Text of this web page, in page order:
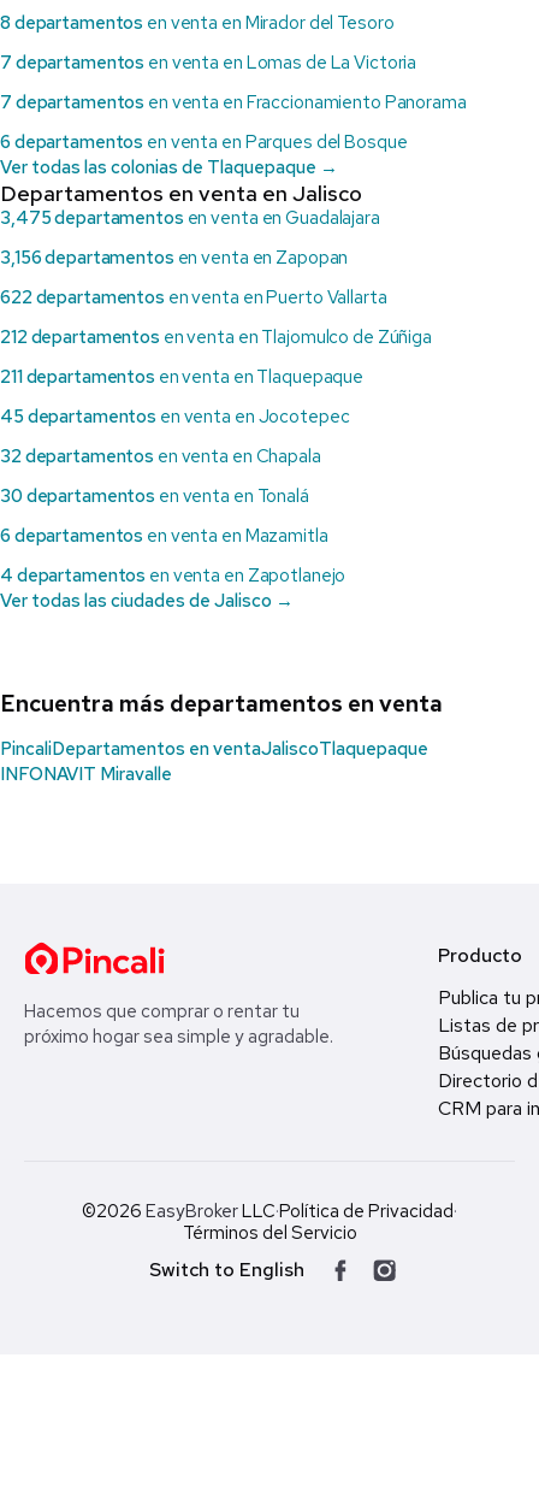
8 departamentos en venta en Mirador del Tesoro
7 departamentos en venta en Lomas de La Victoria
7 departamentos en venta en Fraccionamiento Panorama
6 departamentos en venta en Parques del Bosque
Ver todas las colonias de Tlaquepaque →
Departamentos en venta en Jalisco
3,475 departamentos en venta en Guadalajara
3,156 departamentos en venta en Zapopan
622 departamentos en venta en Puerto Vallarta
212 departamentos en venta en Tlajomulco de Zúñiga
211 departamentos en venta en Tlaquepaque
45 departamentos en venta en Jocotepec
32 departamentos en venta en Chapala
30 departamentos en venta en Tonalá
6 departamentos en venta en Mazamitla
4 departamentos en venta en Zapotlanejo
Ver todas las ciudades de Jalisco →
Encuentra más departamentos en venta
PincaliDepartamentos en ventaJaliscoTlaquepaque
INFONAVIT Miravalle
Hacemos que comprar o rentar tu
próximo hogar sea simple y agradable.
Producto
Publica tu
Listas de
Búsquedas
Directorio
CRM para
©2026 EasyBrokerLLC·Política de Privacidad·
Términos del Servicio
Switch to English